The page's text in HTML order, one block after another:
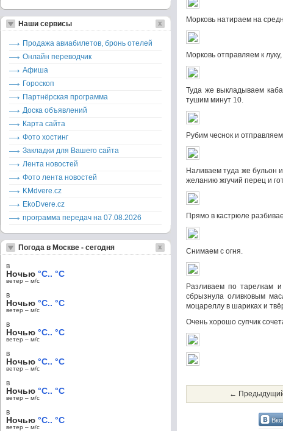
Морковь натираем на
Морковь отправляем к
Туда же выкладываем
тушим минут 10.
Рубим чеснок и
Наливаем туда же бульон
желанию жгучий перец и
Прямо в кастрюле
Снимаем с огня.
Разливаем по тарелкам
сбрызнула оливковым
моцареллу в шариках и
Очень хорошо супчик
←
Наши сервисы
Продажа авиабилетов, бронь отелей
Онлайн переводчик
Афиша
Гороскоп
Партнёрская программа
Доска объявлений
Карта сайта
Фото хостинг
Закладки для Вашего сайта
Лента новостей
Фото лента новостей
KMdvere.cz
EkoDvere.cz
программа передач на 07.08.2026
Погода в Москве - сегодня
в
Ночью °C.. °C
ветер – м/c
в
Ночью °C.. °C
ветер – м/c
в
Ночью °C.. °C
ветер – м/c
в
Ночью °C.. °C
ветер – м/c
в
Ночью °C.. °C
ветер – м/c
в
Ночью °C.. °C
ветер – м/c